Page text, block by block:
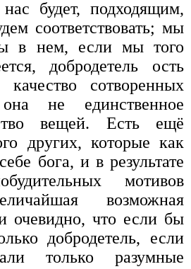
будет, подходящим,
соответствовать; мы
в нем, если мы того
добродетель ость
качество сотворенных
не единственное
вещей. Есть ещё
других, которые как
бога, и в результате
мотивов
возможная
очевидно, что если бы
добродетель, если
только разумные